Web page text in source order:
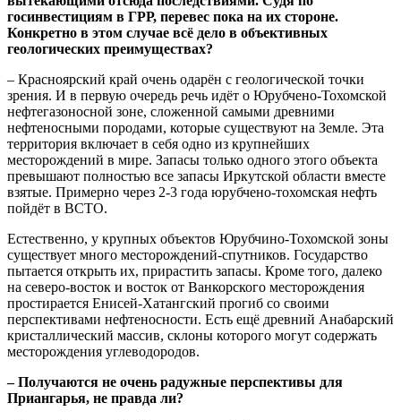
госинвестициям в ГРР, перевес пока на их стороне.
Конкретно в этом случае всё дело в объективных
геологических преимуществах?
– Красноярский край очень одарён с геологической точки
зрения. И в первую очередь речь идёт о Юрубчено-Тохомской
нефтегазоносной зоне, сложенной самыми древними
нефтеносными породами, которые существуют на Земле. Эта
территория включает в себя одно из крупнейших
месторождений в мире. Запасы только одного этого объекта
превышают полностью все запасы Иркутской области вместе
взятые. Примерно через 2-3 года юрубчено-тохомская нефть
пойдёт в ВСТО.
Естественно, у крупных объектов Юрубчино-Тохомской зоны
существует много месторождений-спутников. Государство
пытается открыть их, прирастить запасы. Кроме того, далеко
на северо-восток и восток от Ванкорского месторождения
простирается Енисей-Хатангский прогиб со своими
перспективами нефтеносности. Есть ещё древний Анабарский
кристаллический массив, склоны которого могут содержать
месторождения углеводородов.
– Получаются не очень радужные перспективы для
Приангарья, не правда ли?